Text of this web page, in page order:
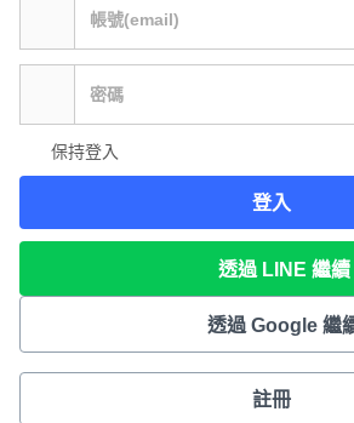
保持登入
登入
透過 LINE 繼續
透過 Google 繼
註冊